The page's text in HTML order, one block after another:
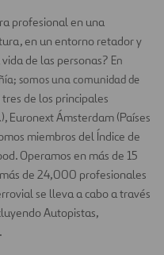
profesional en una
en un entorno retador y
de las personas? En
somos una comunidad de
de los principales
Euronext Ámsterdam (Países
miembros del Índice de
Operamos en más de 15
de 24,000 profesionales
se lleva a cabo a través
Autopistas,